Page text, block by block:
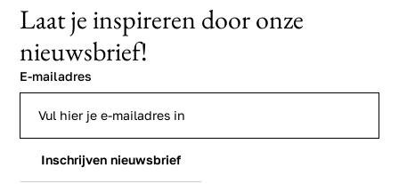
Laat je inspireren door onze
nieuwsbrief!
E-mailadres
Inschrijven nieuwsbrief